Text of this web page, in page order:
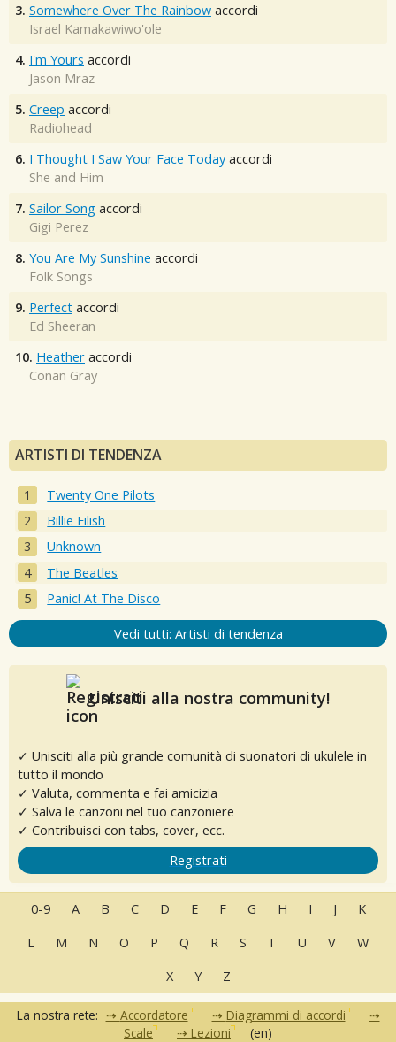
3. Somewhere Over The Rainbow accordi
Israel Kamakawiwo'ole
4. I'm Yours accordi
Jason Mraz
5. Creep accordi
Radiohead
6. I Thought I Saw Your Face Today accordi
She and Him
7. Sailor Song accordi
Gigi Perez
8. You Are My Sunshine accordi
Folk Songs
9. Perfect accordi
Ed Sheeran
10. Heather accordi
Conan Gray
ARTISTI DI TENDENZA
Twenty One Pilots
Billie Eilish
Unknown
The Beatles
Panic! At The Disco
Vedi tutti: Artisti di tendenza
Unisciti alla nostra community!
✓ Unisciti alla più grande comunità di suonatori di ukulele in
tutto il mondo
✓ Valuta, commenta e fai amicizia
✓ Salva le canzoni nel tuo canzoniere
✓ Contribuisci con tabs, cover, ecc.
Registrati
0-9 A B C D E F G H I J
K
L
M N O P Q R S T U V
W
X
Y Z
La nostra rete: Accordatore
Diagrammi di accordi
Scale
Lezioni (en)